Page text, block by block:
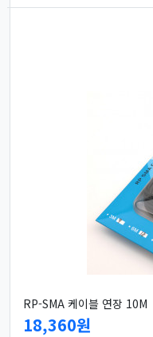
RP-SMA 케이블 연장 10M
18,360원